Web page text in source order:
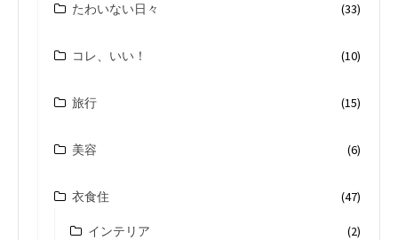
たわいない日々 (33)
コレ、いい！ (10)
旅行 (15)
美容 (6)
衣食住 (47)
インテリア (2)